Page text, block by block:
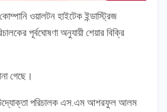
ওয়ালটন হাইটেক ইন্ডাস্ট্রিজ
পূর্বঘোষণা অনুযায়ী শেয়ার বিক্রি
গেছে।
উদ্যোক্তা পরিচালক এস.এম আশরফুল আলম